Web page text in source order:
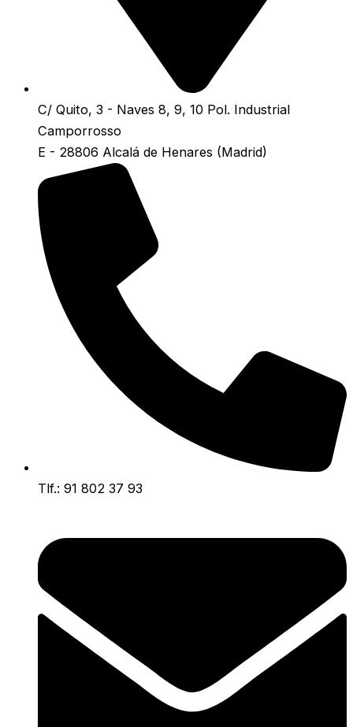
C/ Quito, 3 - Naves 8, 9, 10 Pol. Industrial
Camporrosso
E - 28806 Alcalá de Henares (Madrid)
Tlf.: 91 802 37 93